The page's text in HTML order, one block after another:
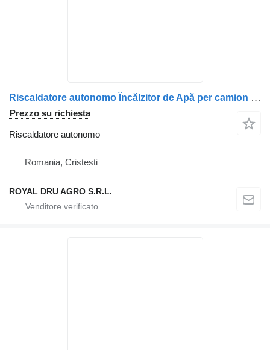
Riscaldatore autonomo Încălzitor de Apă per camion Scania – Coduri: 2205791, 1857080, 1722536, 2488570, 1722529, 1768753, 1857081, 1901761
Prezzo su richiesta
Riscaldatore autonomo
Romania, Cristesti
ROYAL DRU AGRO S.R.L.